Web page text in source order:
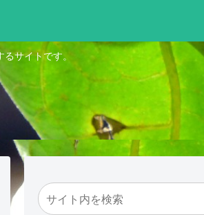
サイトです。